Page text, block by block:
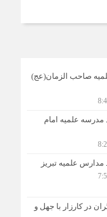
صاحب الزمان(عج)
مدرسه علمیه امام
مدارس علمیه تبریز
در کارزار با جهل و